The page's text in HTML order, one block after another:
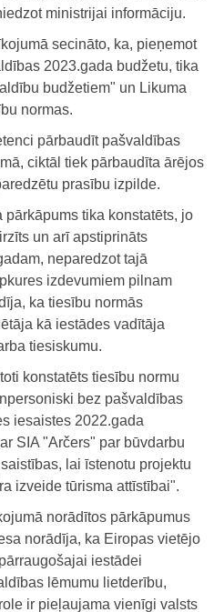
ministrijai informāciju.
secināto, ka, pieņemot
2023.gada budžetu, tika
budžetiem" un Likuma
normas.
pārbaudīt pašvaldības
ciktāl tiek pārbaudīta ārējos
prasību izpilde.
tika konstatēts, jo
un arī apstiprināts
neparedzot tajā
izdevumiem pilnam
ka tiesību normās
kā iestādes vadītāja
tiesiskumu.
konstatēts tiesību normu
bez pašvaldības
iesaistes 2022.gada
SIA "Arčers" par būvdarbu
lai īstenotu projektu
izveide tūrisma attīstībai".
norādītos pārkāpumus
norādīja, ka Eiropas vietējo
iestādei
lēmumu lietderību,
ir pieļaujama vienīgi valsts